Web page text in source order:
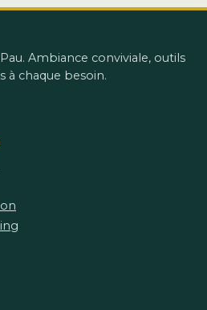
Ambiance conviviale, outils
à chaque besoin.